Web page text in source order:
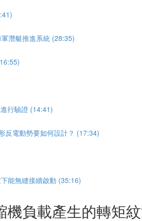
潛艇推進系統 (28:35)
行驗證 (14:41)
反電動勢要如何設計？ (17:34)
能無縫接續啟動 (35:16)
負載產生的轉矩